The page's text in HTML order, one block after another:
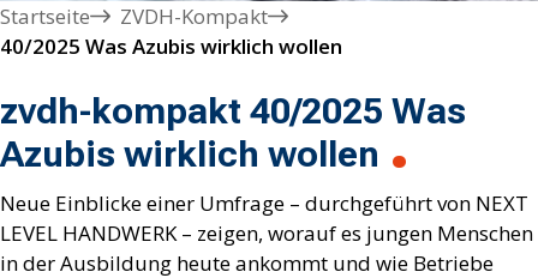
Startseite
ZVDH-Kompakt
40/2025 Was Azubis wirklich wollen
zvdh-kompakt 40/2025 Was
Azubis wirklich wollen
Neue Einblicke einer Umfrage – durchgeführt von NEXT
LEVEL HANDWERK – zeigen, worauf es jungen Menschen
in der Ausbildung heute ankommt und wie Betriebe